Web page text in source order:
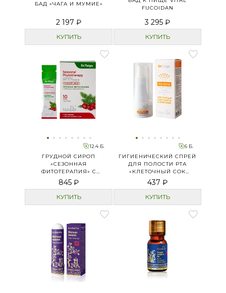
БАД «ЧАГА И МУМИЕ»
2 197 ₽
КУПИТЬ
FUCOIDAN
3 295 ₽
КУПИТЬ
12.4 Б.
ГРУДНОЙ СИРОП
«СЕЗОННАЯ
ФИТОТЕРАПИЯ» С
ХВОЙНЫМ
ХЛОРОФИЛЛОМ
845 ₽
КУПИТЬ
6 Б.
ГИГИЕНИЧЕСКИЙ СПРЕЙ
ДЛЯ ПОЛОСТИ РТА
«КЛЕТОЧНЫЙ СОК
ПИХТЫ И ПРОПОЛИС»
437 ₽
КУПИТЬ